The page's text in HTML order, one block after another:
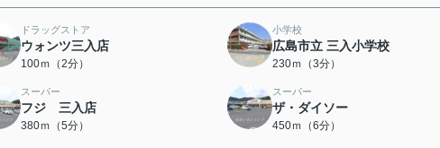
ドラッグストア
ウォンツ三入店
100ｍ（2分）
小学校
広島市立 三入小学校
230ｍ（3分）
スーパー
フジ 三入店
380ｍ（5分）
スーパー
ザ・ダイソー
450ｍ（6分）